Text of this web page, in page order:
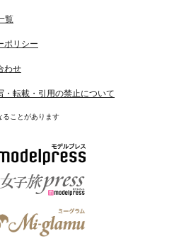
覧
ポリシー
わせ
転載・引用の禁止について
ることがあります